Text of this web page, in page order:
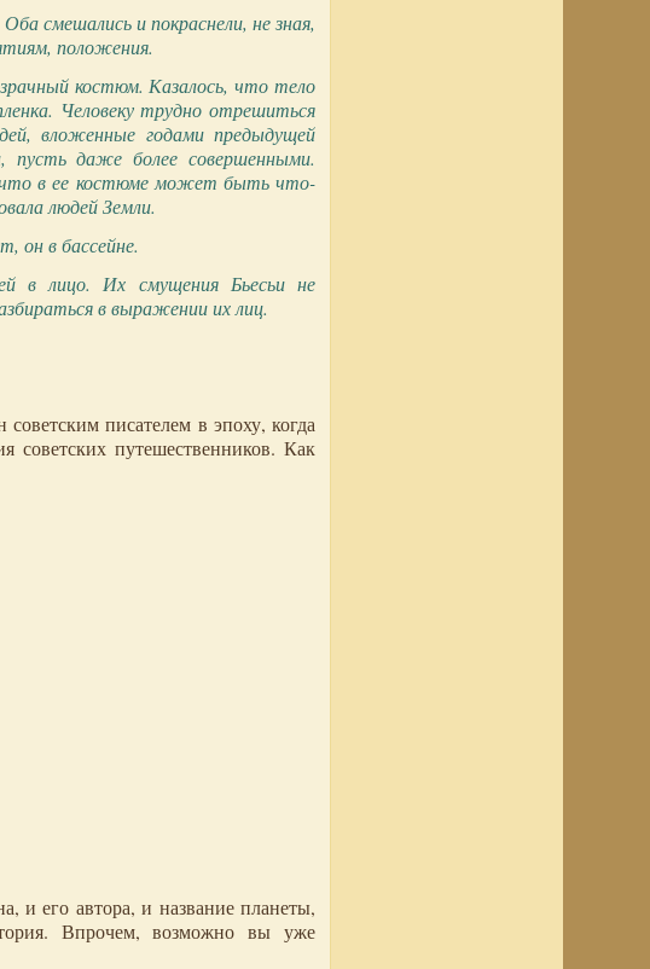
смешались и покраснели, не зная,
положения.
костюм. Казалось, что тело
Человеку трудно отрешиться
вложенные годами предыдущей
пусть даже более совершенными.
что в ее костюме может быть что-
людей Земли.
он в бассейне.
в лицо. Их смущения Бьесьи не
в выражении их лиц.
писателем в эпоху, когда
советских путешественников. Как
и его автора, и название планеты,
Впрочем, возможно вы уже